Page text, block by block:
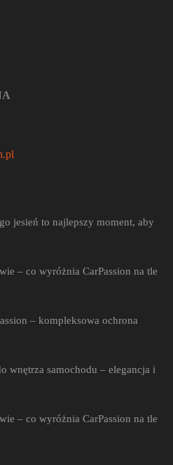
jesień to najlepszy moment, aby
– co wyróżnia CarPassion na tle
– kompleksowa ochrona
wnętrza samochodu – elegancja i
– co wyróżnia CarPassion na tle